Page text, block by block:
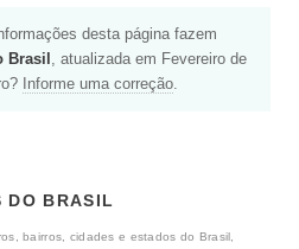
desta página fazem
Brasil , atualizada em Fevereiro de
Informe uma correção.
DO BRASIL
bairros, cidades e estados do Brasil,